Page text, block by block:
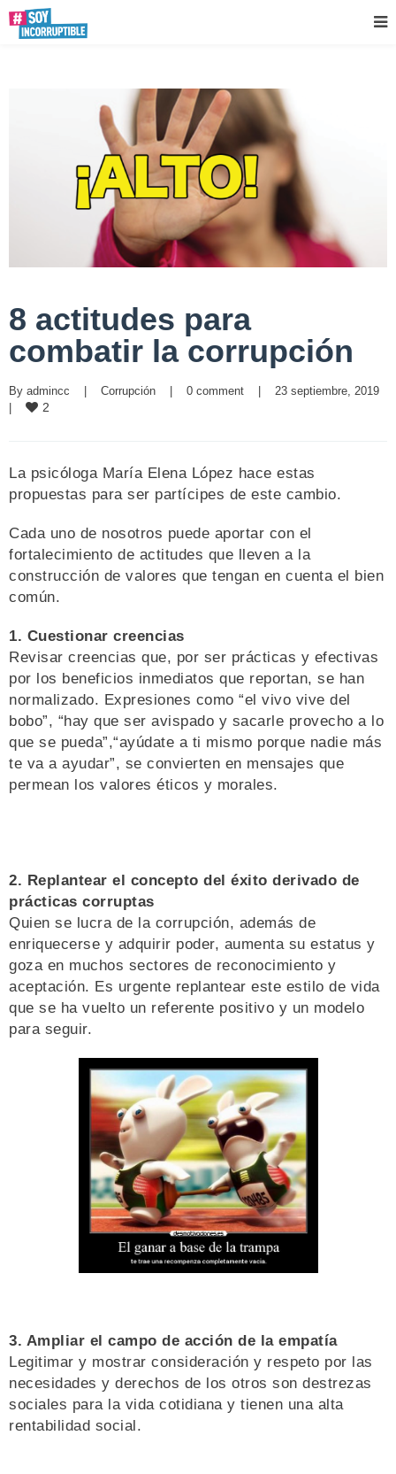
8 actitudes para
combatir la corrupción
By admincc | Corrupción | 0 comment |
|
2
La psicóloga María Elena López hace estas
propuestas para ser partícipes de este cambio.
Cada uno de nosotros puede aportar con el
fortalecimiento de actitudes que lleven a la
construcción de valores que tengan en cuenta el bien
común.
1. Cuestionar creencias
Revisar creencias que, por ser prácticas y efectivas
por los beneficios inmediatos que reportan, se han
normalizado. Expresiones como “el vivo vive del
bobo”, “hay que ser avispado y sacarle provecho a lo
que se pueda”,“ayúdate a ti mismo porque nadie más
te va a ayudar”, se convierten en mensajes que
permean los valores éticos y morales.
2. Replantear el concepto del éxito derivado de
prácticas corruptas
Quien se lucra de la corrupción, además de
enriquecerse y adquirir poder, aumenta su estatus y
goza en muchos sectores de reconocimiento y
aceptación. Es urgente replantear este estilo de vida
que se ha vuelto un referente positivo y un modelo
para seguir.
3. Ampliar el campo de acción de la empatía
Legitimar y mostrar consideración y respeto por las
necesidades y derechos de los otros son destrezas
sociales para la vida cotidiana y tienen una alta
rentabilidad social.